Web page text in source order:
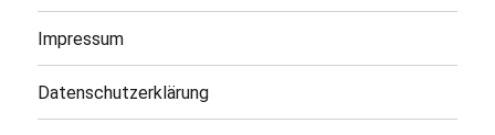
Impressum
Datenschutzerklärung